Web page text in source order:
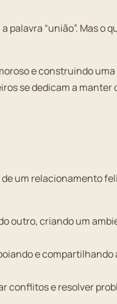
palavra “união”. Mas o
e construindo uma
se dedicam a
um relacionamento
outro, criando um
e compartilhando
conflitos e resolver